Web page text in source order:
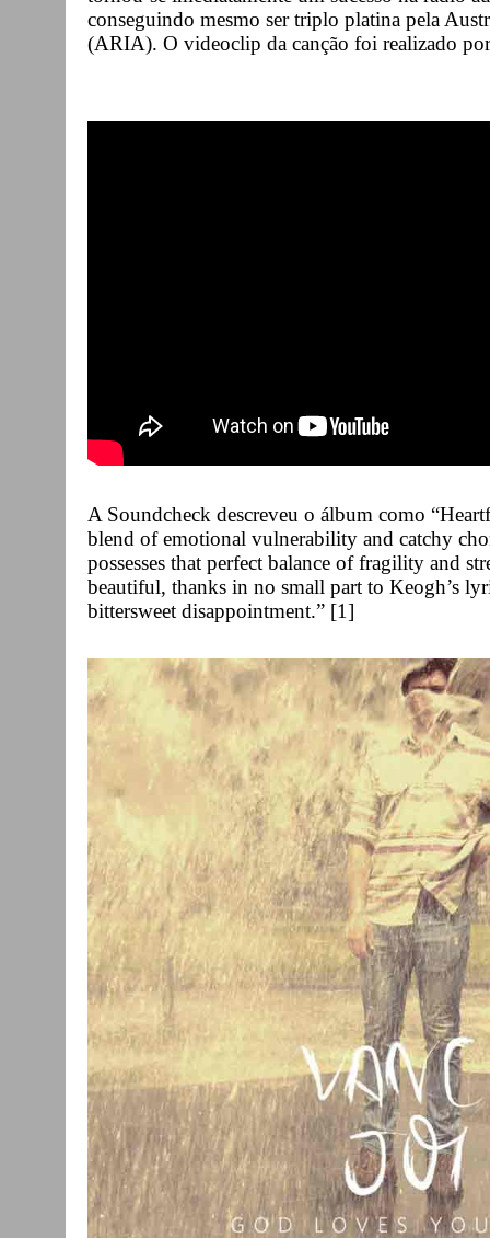
conseguindo mesmo ser triplo platina pela
(ARIA). O videoclip da canção foi realizado
A Soundcheck descreveu o álbum como
blend of emotional vulnerability and catchy
possesses that perfect balance of fragility and
beautiful, thanks in no small part to Keogh’s
bittersweet disappointment.” [1]